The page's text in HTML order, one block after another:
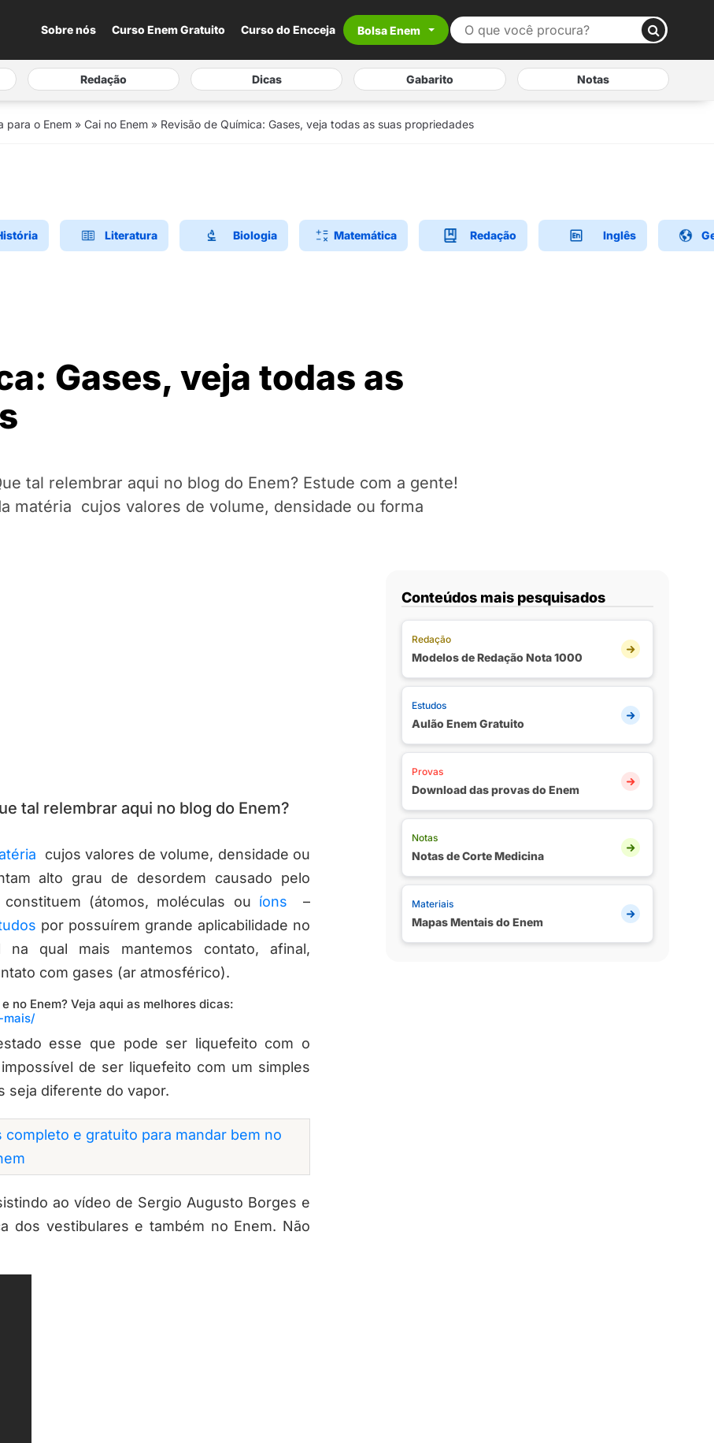
Sobre nós Curso Enem Gratuito Curso do Encceja Bolsa Enem
Redação Dicas Gabarito Notas
para o Enem » Cai no Enem » Revisão de Química: Gases, veja todas as suas propriedades
Literatura Biologia Matemática Redação Inglês
Gases, veja todas as
tal relembrar aqui no blog do Enem? Estude com a gente!
matéria cujos valores de volume, densidade ou forma
tal relembrar aqui no blog do Enem?
cujos valores de volume, densidade ou
alto grau de desordem causado pelo
(átomos, moléculas ou íons –
por possuírem grande aplicabilidade no
qual mais mantemos contato, afinal,
com gases (ar atmosférico).
no Enem? Veja aqui as melhores dicas:
mais/
esse que pode ser liquefeito com o
de ser liquefeito com um simples
seja diferente do vapor.
e gratuito para mandar bem no
ao vídeo de Sergio Augusto Borges e
dos vestibulares e também no Enem. Não
Conteúdos mais pesquisados
Redação
Modelos de Redação Nota 1000
Estudos
Aulão Enem Gratuito
Provas
Download das provas do Enem
Notas
Notas de Corte Medicina
Materiais
Mapas Mentais do Enem